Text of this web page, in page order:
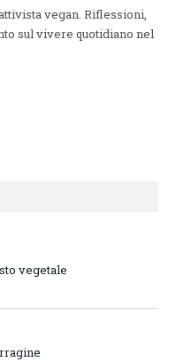
vegan. Riflessioni,
sul vivere quotidiano nel
vegetale